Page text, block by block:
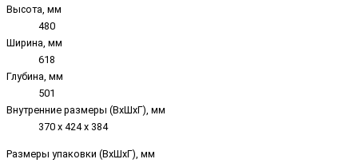
Высота, мм
480
Ширина, мм
618
Глубина, мм
501
Внутренние размеры (ВxШxГ), мм
370 x 424 x 384
Размеры упаковки (ВxШxГ), мм